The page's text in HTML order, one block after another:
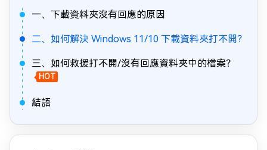
一、下載資料夾沒有回應的原因
二、如何解決 Windows 11/10 下載資料夾打不開？
三、如何救援打不開/沒有回應資料夾中的檔案？
HOT
結語